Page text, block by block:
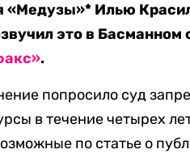
«Медузы»* Илью
это в
.
попросило суд
в течение четырех
по статье о